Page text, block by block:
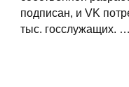
подписан, и VK
тыс. госслужащих. …